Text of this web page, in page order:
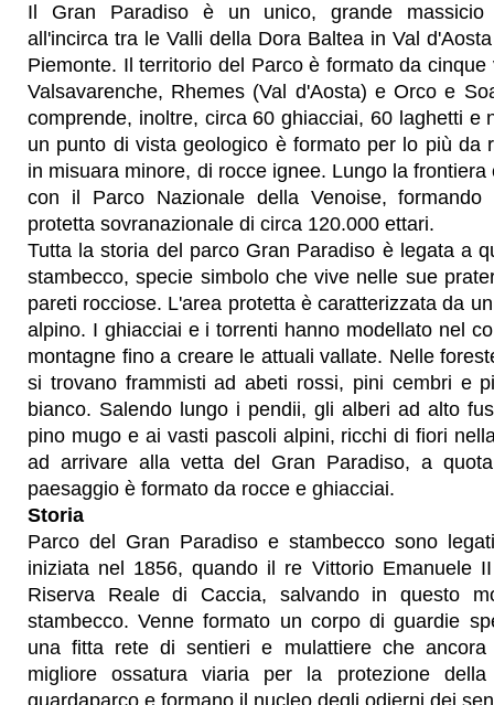
Il Gran Paradiso è un unico, grande massicio
all'incirca tra le Valli della Dora Baltea in Val
Piemonte. Il territorio del Parco è formato da
Valsavarenche, Rhemes (Val d'Aosta) e Orco e
comprende, inoltre, circa 60 ghiacciai, 60 laghetti e
un punto di vista geologico è formato per lo più da
in misuara minore, di rocce ignee. Lungo la
con il Parco Nazionale della Venoise,
protetta sovranazionale di circa 120.000 ettari.
Tutta la storia del parco Gran Paradiso è legata a
stambecco, specie simbolo che vive nelle sue
pareti rocciose. L'area protetta è caratterizzata da
alpino. I ghiacciai e i torrenti hanno modellato nel
montagne fino a creare le attuali vallate. Nelle
si trovano frammisti ad abeti rossi, pini cembri e
bianco. Salendo lungo i pendii, gli alberi ad alto
pino mugo e ai vasti pascoli alpini, ricchi di fiori
ad arrivare alla vetta del Gran Paradiso, a
paesaggio è formato da rocce e ghiacciai.
Storia
Parco del Gran Paradiso e stambecco sono
iniziata nel 1856, quando il re Vittorio Emanuele
Riserva Reale di Caccia, salvando in questo
stambecco. Venne formato un corpo di guardie
una fitta rete di sentieri e mulattiere che ancora
migliore ossatura viaria per la protezione
guardaparco e formano il nucleo degli odierni dei